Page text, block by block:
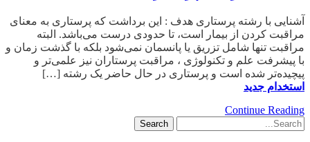
آشنایی با رشته پرستاری هدف : این برداشت که پرستاری به معنای
مراقبت کردن از بیمار است، تا حدودی درست می‌باشد. البته
مراقبت تنها شامل تزریق یا پانسمان نمی‌شود بلکه با گذشت زمان و
با پیشرفت علم و تکنولوژی ، مراقبت پرستاران نیز علمی‌تر و
پیچیده‌تر شده است و پرستاری در حال حاضر یک رشته […]
استخدام جدید
Continue Reading